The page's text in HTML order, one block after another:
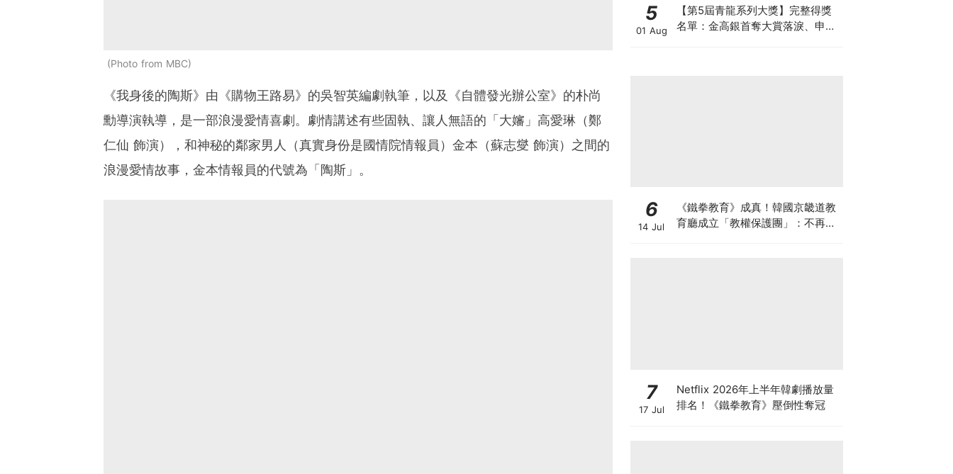
Photo from MBC
《我身後的陶斯》由《購物王路易》的吳智英編劇執筆，以及《自體發光辦公室》的朴尚
勳導演執導，是一部浪漫愛情喜劇。劇情講述有些固執、讓人無語的「大嬸」高愛琳（鄭
仁仙 飾演），和神秘的鄰家男人（真實身份是國情院情報員）金本（蘇志燮 飾演）之間的
浪漫愛情故事，金本情報員的代號為「陶斯」。
5
01 Aug
【第5屆青龍系列大獎】完整得獎
名單：金高銀首奪大賞落淚、申惠
6
14 Jul
《鐵拳教育》成真！韓國京畿道教
育廳成立「教權保護團」：不再讓
7
17 Jul
Netflix 2026年上半年韓劇播放量
排名！《鐵拳教育》壓倒性奪冠